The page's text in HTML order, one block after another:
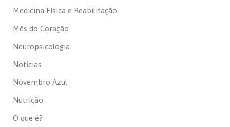
Medicina Física e Reabilitação
Mês do Coração
Neuropsicológia
Notícias
Novembro Azul
Nutrição
O que é?